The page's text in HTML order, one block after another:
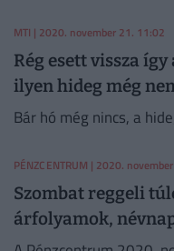
MTI | 2020. november 21. 11:02
Rég esett vissza
ilyen hideg még
Bár hó még nincs, a
PÉNZCENTRUM | 2020.
Szombat reggeli
árfolyamok,